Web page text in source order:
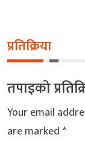
प्रतिक्रिया
तपाइको
Your email
are marked*